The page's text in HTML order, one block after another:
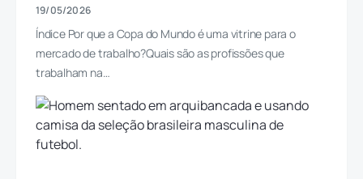
19/05/2026
Índice Por que a Copa do Mundo é uma vitrine para o
mercado de trabalho?Quais são as profissões que
trabalham na…